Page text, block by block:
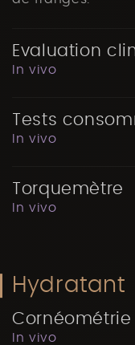
Evaluation
In vivo
Tests
In vivo
Torquemètre
In vivo
Hydratant
Cornéométrie
In vivo